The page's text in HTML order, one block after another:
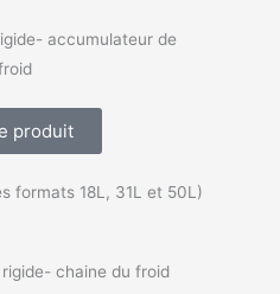
produit
formats 18L, 31L et 50L)